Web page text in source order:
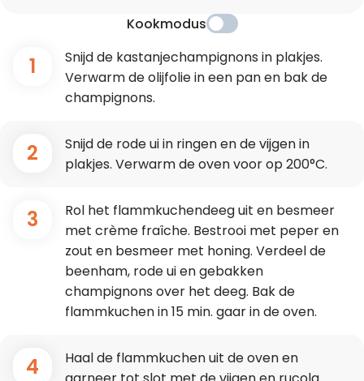
Kookmodus
1
Snijd de kastanjechampignons in plakjes.
Verwarm de olijfolie in een pan en bak de
champignons.
2
Snijd de rode ui in ringen en de vijgen in
plakjes. Verwarm de oven voor op 200°C.
3
Rol het flammkuchendeeg uit en besmeer
met crème fraîche. Bestrooi met peper en
zout en besmeer met honing. Verdeel de
beenham, rode ui en gebakken
champignons over het deeg. Bak de
flammkuchen in 15 min. gaar in de oven.
4
Haal de flammkuchen uit de oven en